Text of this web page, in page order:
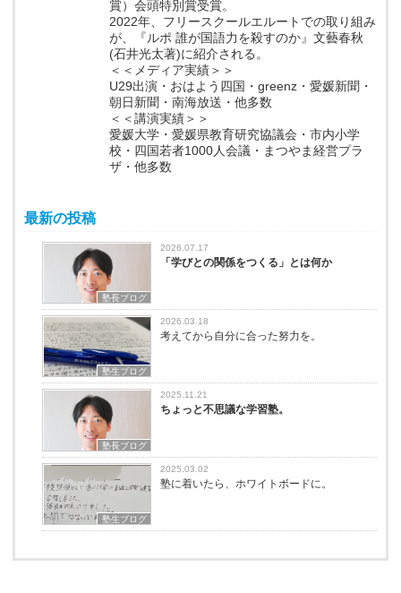
賞）会頭特別賞受賞。
2022年、フリースクールエルートでの取り組み
が、『ルポ 誰が国語力を殺すのか』文藝春秋
(石井光太著)に紹介される。
＜＜メディア実績＞＞
U29出演・おはよう四国・greenz・愛媛新聞・
朝日新聞・南海放送・他多数
＜＜講演実績＞＞
愛媛大学・愛媛県教育研究協議会・市内小学
校・四国若者1000人会議・まつやま経営プラ
ザ・他多数
最新の投稿
塾長ブログ
2026.07.17
「学びとの関係をつくる」とは何か
塾生ブログ
2026.03.18
考えてから自分に合った努力を。
塾長ブログ
2025.11.21
ちょっと不思議な学習塾。
塾生ブログ
2025.03.02
塾に着いたら、ホワイトボードに。